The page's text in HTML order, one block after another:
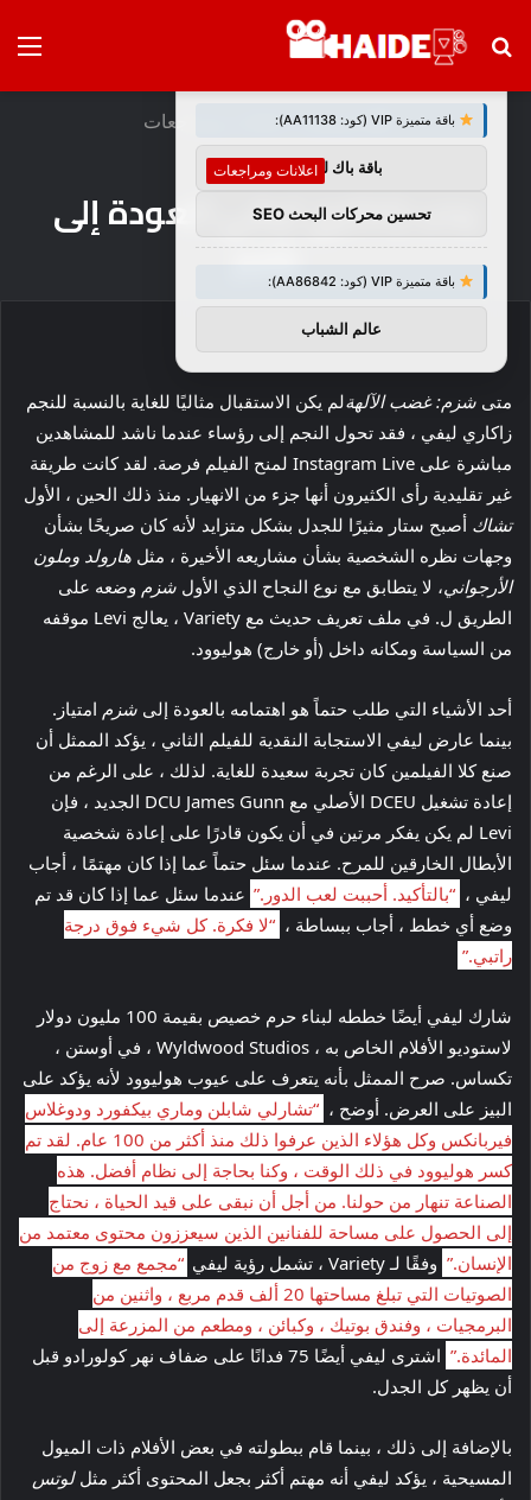
بحث
الرئيسية/اعلانات ومراجعات
اعلانات ومراجعات
يحب زاكاري ليفي العودة إلى
شزم
متى شزم: غضب الآلهةلم يكن الاستقبال مثاليًا للغاية بالنسبة للنجم
زاكاري ليفي ، فقد تحول النجم إلى رؤساء عندما ناشد للمشاهدين
مباشرة على Instagram Live لمنح الفيلم فرصة. لقد كانت طريقة
غير تقليدية رأى الكثيرون أنها جزء من الانهيار. منذ ذلك الحين ، الأول
تشاك أصبح ستار مثيرًا للجدل بشكل متزايد لأنه كان صريحًا بشأن
وجهات نظره الشخصية بشأن مشاريعه الأخيرة ، مثل هارولد وملون
الأرجواني، لا يتطابق مع نوع النجاح الذي الأول شزم وضعه على
الطريق ل. في ملف تعريف حديث مع Variety ، يعالج Levi موقفه
من السياسة ومكانه داخل (أو خارج) هوليوود.
أحد الأشياء التي طلب حتماً هو اهتمامه بالعودة إلى شزم امتياز.
بينما عارض ليفي الاستجابة النقدية للفيلم الثاني ، يؤكد الممثل أن
صنع كلا الفيلمين كان تجربة سعيدة للغاية. لذلك ، على الرغم من
إعادة تشغيل DCEU الأصلي مع DCU James Gunn الجديد ، فإن
Levi لم يكن يفكر مرتين في أن يكون قادرًا على إعادة شخصية
الأبطال الخارقين للمرح. عندما سئل حتماً عما إذا كان مهتمًا ، أجاب
ليفي ، “بالتأكيد. أحببت لعب الدور.” عندما سئل عما إذا كان قد تم
وضع أي خطط ، أجاب ببساطة ، “لا فكرة. كل شيء فوق درجة
راتبي.”
شارك ليفي أيضًا خططه لبناء حرم خصيص بقيمة 100 مليون دولار
لاستوديو الأفلام الخاص به ، Wyldwood Studios ، في أوستن ،
تكساس. صرح الممثل بأنه يتعرف على عيوب هوليوود لأنه يؤكد على
البيز على العرض. أوضح ، “تشارلي شابلن وماري بيكفورد ودوغلاس
فيربانكس وكل هؤلاء الذين عرفوا ذلك منذ أكثر من 100 عام. لقد تم
كسر هوليوود في ذلك الوقت ، وكنا بحاجة إلى نظام أفضل. هذه
الصناعة تنهار من حولنا. من أجل أن نبقى على قيد الحياة ، نحتاج
إلى الحصول على مساحة للفنانين الذين سيعززون محتوى معتمد من
الإنسان.” وفقًا لـ Variety ، تشمل رؤية ليفي
“مجمع مع زوج من
الصوتيات التي تبلغ مساحتها 20 ألف قدم مربع ، واثنين من
البرمجيات ، وفندق بوتيك ، وكبائن ، ومطعم من المزرعة إلى
المائدة.”
اشترى ليفي أيضًا 75 فدانًا على ضفاف نهر كولورادو قبل
أن يظهر كل الجدل.
بالإضافة إلى ذلك ، بينما قام ببطولته في بعض الأفلام ذات الميول
المسيحية ، يؤكد ليفي أنه مهتم أكثر بجعل المحتوى أكثر مثللوتس
توصيات :
باقة متميزة VIP (كود: AA11138):
باقة باك لينك
تحسين محركات البحث SEO
باقة متميزة VIP (كود: AA86842):
عالم الشباب